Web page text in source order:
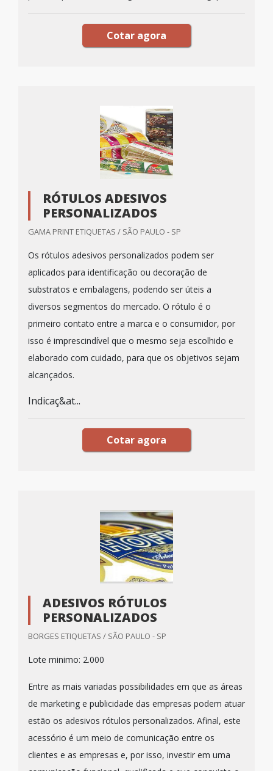
Cotar agora
RÓTULOS ADESIVOS
PERSONALIZADOS
GAMA PRINT ETIQUETAS / SÃO PAULO - SP
Os rótulos adesivos personalizados podem ser
aplicados para identificação ou decoração de
substratos e embalagens, podendo ser úteis a
diversos segmentos do mercado. O rótulo é o
primeiro contato entre a marca e o consumidor, por
isso é imprescindível que o mesmo seja escolhido e
elaborado com cuidado, para que os objetivos sejam
alcançados.
Indicaç&at...
Cotar agora
ADESIVOS RÓTULOS
PERSONALIZADOS
BORGES ETIQUETAS / SÃO PAULO - SP
Lote minimo: 2.000
Entre as mais variadas possibilidades em que as áreas
de marketing e publicidade das empresas podem atuar
estão os adesivos rótulos personalizados. Afinal, este
acessório é um meio de comunicação entre os
clientes e as empresas e, por isso, investir em uma